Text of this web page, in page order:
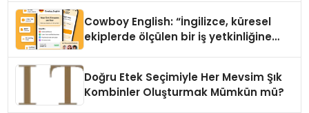
Cowboy English: “İngilizce, küresel
ekiplerde ölçülen bir iş yetkinliğine
Doğru Etek Seçimiyle Her Mevsim Şık
Kombinler Oluşturmak Mümkün mü?